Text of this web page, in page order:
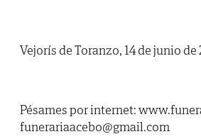
Vejorís de Toranzo, 14 de junio de
Pésames por internet:
funerariaacebo@gmail.com